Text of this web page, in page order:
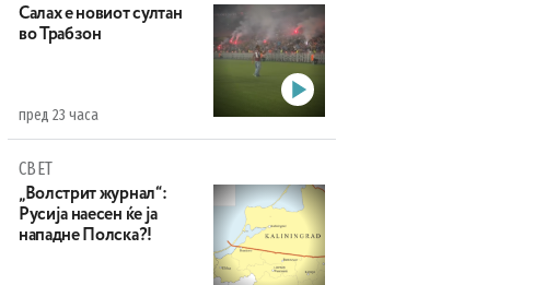
Салах е новиот султан
во Трабзон
пред 23 часа
СВЕТ
„Волстрит журнал“:
Русија наесен ќе ја
нападне Полска?!